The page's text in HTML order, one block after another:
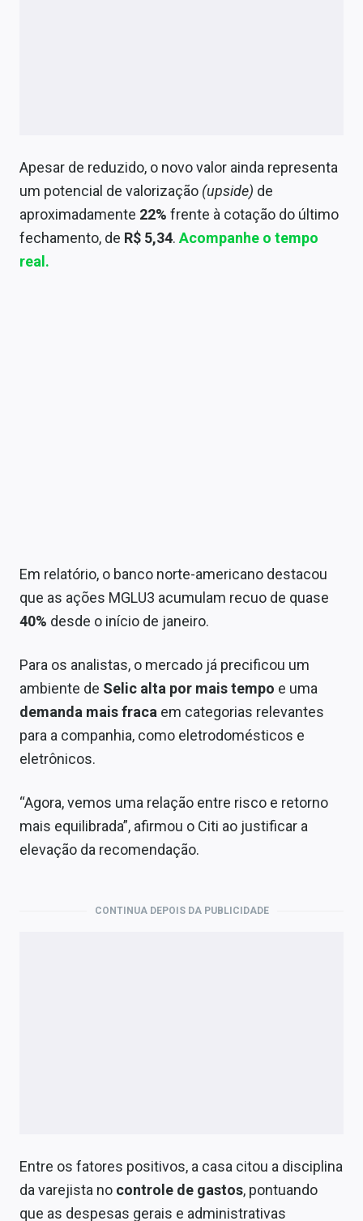
Expediente
Contato
Apesar de reduzido, o novo valor ainda representa
um potencial de valorização (upside) de
aproximadamente 22% frente à cotação do último
fechamento, de R$ 5,34.Acompanhe o tempo
real.
Em relatório, o banco norte-americano destacou
que as ações MGLU3 acumulam recuo de quase
40% desde o início de janeiro.
Para os analistas, o mercado já precificou um
ambiente de Selic alta por mais tempo e uma
demanda mais fraca em categorias relevantes
para a companhia, como eletrodomésticos e
eletrônicos.
“Agora, vemos uma relação entre risco e retorno
mais equilibrada”, afirmou o Citi ao justificar a
elevação da recomendação.
CONTINUA DEPOIS DA PUBLICIDADE
Entre os fatores positivos, a casa citou a disciplina
da varejista no controle de gastos, pontuando
que as despesas gerais e administrativas